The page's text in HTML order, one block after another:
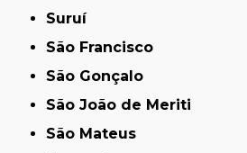
Suruí
São Francisco
São Gonçalo
São João de Meriti
São Mateus